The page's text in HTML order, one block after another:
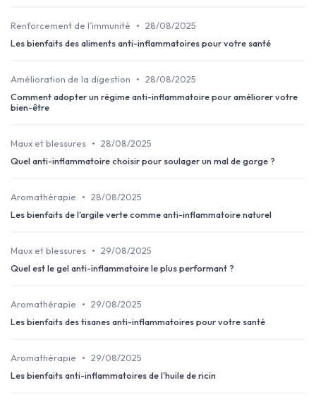
Renforcement de l’immunité • 28/08/2025
Les bienfaits des aliments anti-inflammatoires pour votre santé
Amélioration de la digestion • 28/08/2025
Comment adopter un régime anti-inflammatoire pour améliorer votre
bien-être
Maux et blessures • 28/08/2025
Quel anti-inflammatoire choisir pour soulager un mal de gorge ?
Aromathérapie • 28/08/2025
Les bienfaits de l'argile verte comme anti-inflammatoire naturel
Maux et blessures • 29/08/2025
Quel est le gel anti-inflammatoire le plus performant ?
Aromathérapie • 29/08/2025
Les bienfaits des tisanes anti-inflammatoires pour votre santé
Aromathérapie • 29/08/2025
Les bienfaits anti-inflammatoires de l'huile de ricin